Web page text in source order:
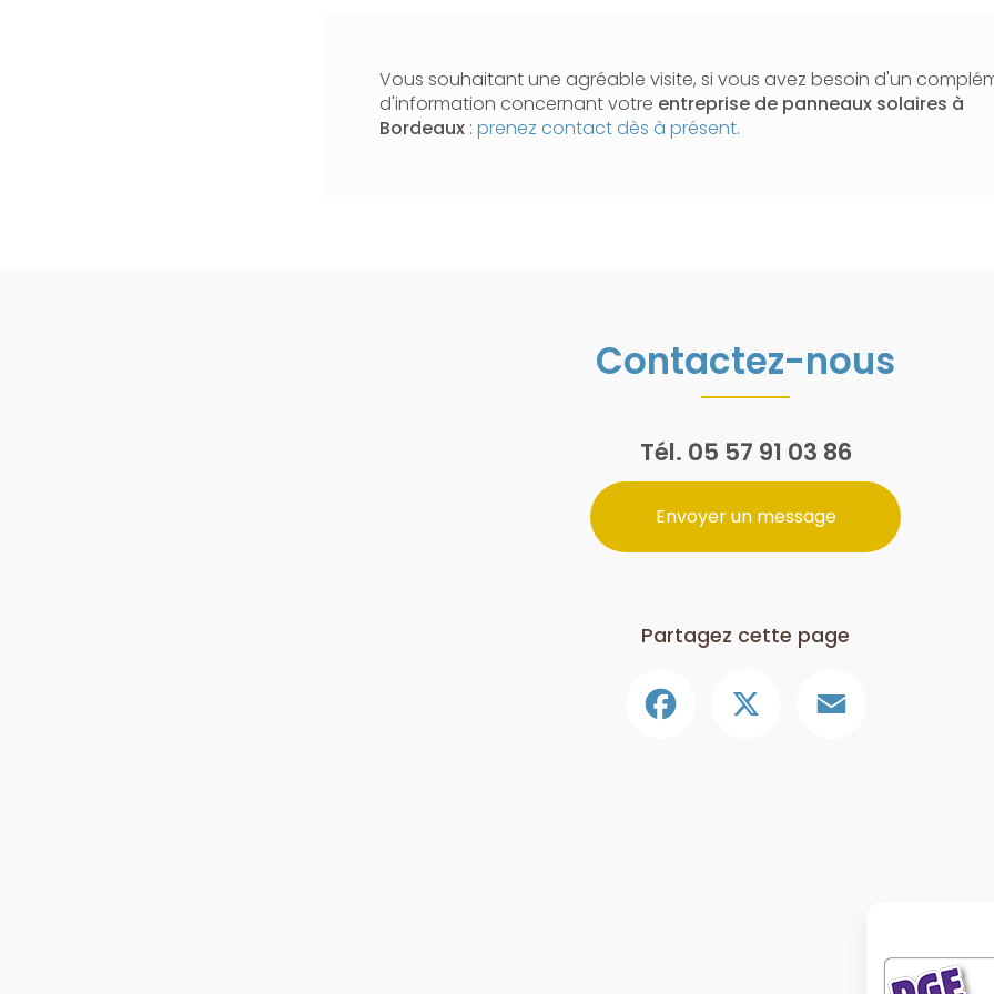
Vous souhaitant une agréable visite, si vous avez besoin d'un
d'information concernant votre entreprise de panneaux solaires à
Bordeaux : prenez contact dès à présent.
Contactez-nous
Tél. 05 57 91 03 86
Envoyer un message
Partagez cette page